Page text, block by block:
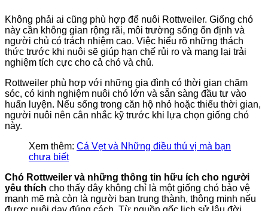
Không phải ai cũng phù hợp để nuôi Rottweiler. Giống chó
này cần không gian rộng rãi, môi trường sống ổn định và
người chủ có trách nhiệm cao. Việc hiểu rõ những thách
thức trước khi nuôi sẽ giúp hạn chế rủi ro và mang lại trải
nghiệm tích cực cho cả chó và chủ.
Rottweiler phù hợp với những gia đình có thời gian chăm
sóc, có kinh nghiệm nuôi chó lớn và sẵn sàng đầu tư vào
huấn luyện. Nếu sống trong căn hộ nhỏ hoặc thiếu thời gian,
người nuôi nên cân nhắc kỹ trước khi lựa chọn giống chó
này.
Xem thêm: Cá Vẹt và Những điều thú vị mà bạn
chưa biết
Chó Rottweiler và những thông tin hữu ích cho người
yêu thích cho thấy đây không chỉ là một giống chó bảo vệ
mạnh mẽ mà còn là người bạn trung thành, thông minh nếu